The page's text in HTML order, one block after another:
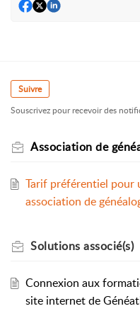
Suivre
Souscrivez pour recevoir des
Association de
Tarif préférentiel pour
association de
Solutions associé(s)
Connexion aux
site internet de